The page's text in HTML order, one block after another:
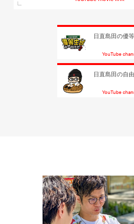
日直島田の優
YouTube
日直島田の自
YouTube